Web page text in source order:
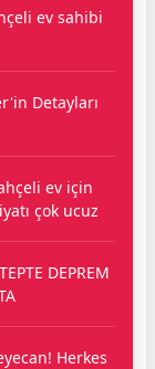
ev sahibi
Detayları
ev için
çok ucuz
DEPREM
Herkes